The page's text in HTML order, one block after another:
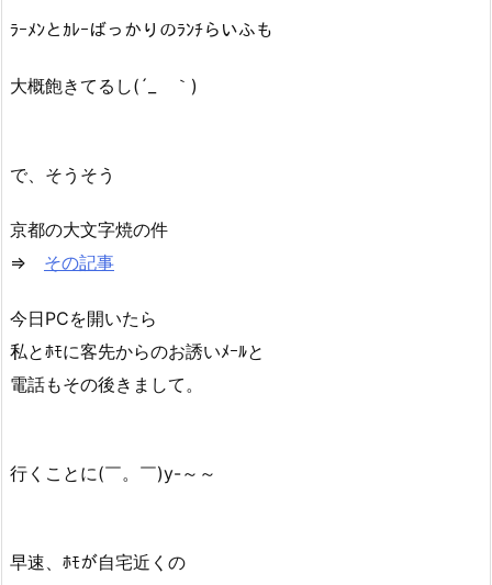
ﾗｰﾒﾝとｶﾚｰばっかりのﾗﾝﾁらいふも
大概飽きてるし(´_ゝ｀)
で、そうそう
京都の大文字焼の件
⇒ その記事
今日PCを開いたら
私とﾎﾓに客先からのお誘いﾒｰﾙと
電話もその後きまして。
行くことに(￣。￣)y-～～
早速、ﾎﾓが自宅近くの